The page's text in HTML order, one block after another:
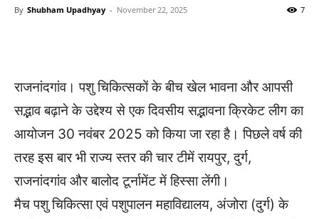
By Shubham Upadhyay - November 22, 2025 7
राजनांदगांव। पशु चिकित्सकों के बीच खेल भावना और आपसी
सद्भाव बढ़ाने के उद्देश्य से एक दिवसीय सद्भावना क्रिकेट लीग का
आयोजन 30 नवंबर 2025 को किया जा रहा है। पिछले वर्ष की
तरह इस बार भी राज्य स्तर की चार टीमें रायपुर, दुर्ग,
राजनांदगांव और बालोद टूर्नामेंट में हिस्सा लेंगी।
मैच पशु चिकित्सा एवं पशुपालन महाविद्यालय, अंजोरा (दुर्ग) के